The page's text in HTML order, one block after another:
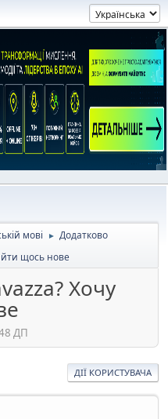
мові ► Додатково
щось нове
Хочу
ДП
ДІЇ КОРИСТУВАЧА